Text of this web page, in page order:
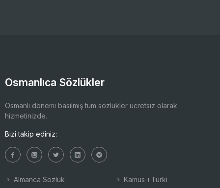
Osmanlıca Sözlükler
Osmanlı dönemi basılmış tüm sözlükler ücretsiz olarak
hizmetinizde.
Bizi takip ediniz:
Almanca Sözlük Kamus-ı Türki